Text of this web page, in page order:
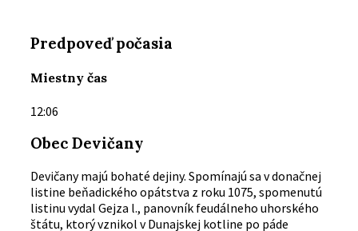
Predpoveď počasia
Miestny čas
12:06
Obec Devičany
Devičany majú bohaté dejiny. Spomínajú sa v donačnej
listine beňadického opátstva z roku 1075, spomenutú
listinu vydal Gejza l., panovník feudálneho uhorského
štátu, ktorý vznikol v Dunajskej kotline po páde